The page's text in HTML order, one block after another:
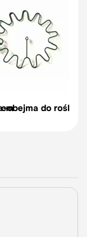
obejma do roślin,